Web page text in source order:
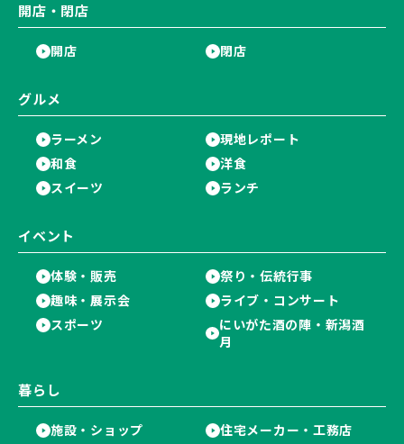
開店・閉店
開店 閉店
グルメ
ラーメン
現地レポート
和食
洋食
スイーツ
ランチ
イベント
体験・販売
祭り・伝統行事
趣味・展示会
ライブ・コンサート
スポーツ
にいがた酒の陣・新潟酒
月
暮らし
施設・ショップ
住宅メーカー・工務店